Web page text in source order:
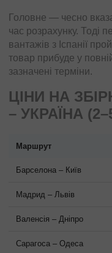
Головне — чесно
час розрахунку. Тоді
вантажів з Іспанії
товар прибуде у
зазначені терміни.
ЦІНИ НА
– УКРАЇНА
Маршрут
Барселона – Київ
Мадрид – Львів
Валенсія – Дніпро
Сарагоса – Одеса